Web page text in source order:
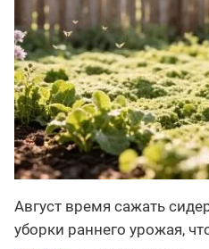
Август время сажать
уборки раннего урожая,